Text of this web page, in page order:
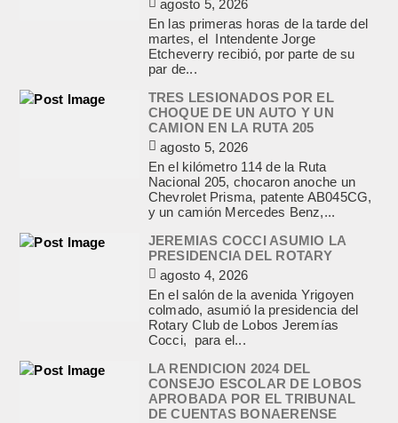
agosto 5, 2026
En las primeras horas de la tarde del
martes, el Intendente Jorge
Etcheverry recibió, por parte de su
par de...
TRES LESIONADOS POR EL
CHOQUE DE UN AUTO Y UN
CAMION EN LA RUTA 205
agosto 5, 2026
En el kilómetro 114 de la Ruta
Nacional 205, chocaron anoche un
Chevrolet Prisma, patente AB045CG,
y un camión Mercedes Benz,...
JEREMIAS COCCI ASUMIO LA
PRESIDENCIA DEL ROTARY
agosto 4, 2026
En el salón de la avenida Yrigoyen
colmado, asumió la presidencia del
Rotary Club de Lobos Jeremías
Cocci, para el...
LA RENDICION 2024 DEL
CONSEJO ESCOLAR DE LOBOS
APROBADA POR EL TRIBUNAL
DE CUENTAS BONAERENSE